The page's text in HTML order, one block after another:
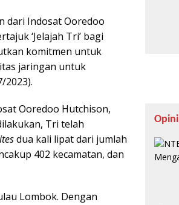
dari Indosat Ooredoo
‘Jelajah Tri’ bagi
komitmen untuk
jaringan untuk
2023).
Ooredoo Hutchison,
Tri telah
dua kali lipat dari jumlah
402 kecamatan, dan
Lombok. Dengan
Opini